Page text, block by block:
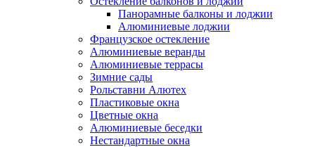
Панорамные балконы и лоджии
Алюминиевые лоджии
Французское остекление
Алюминиевые веранды
Алюминиевые террасы
Зимние сады
Рольставни Алютех
Пластиковые окна
Цветные окна
Алюминиевые беседки
Нестандартные окна